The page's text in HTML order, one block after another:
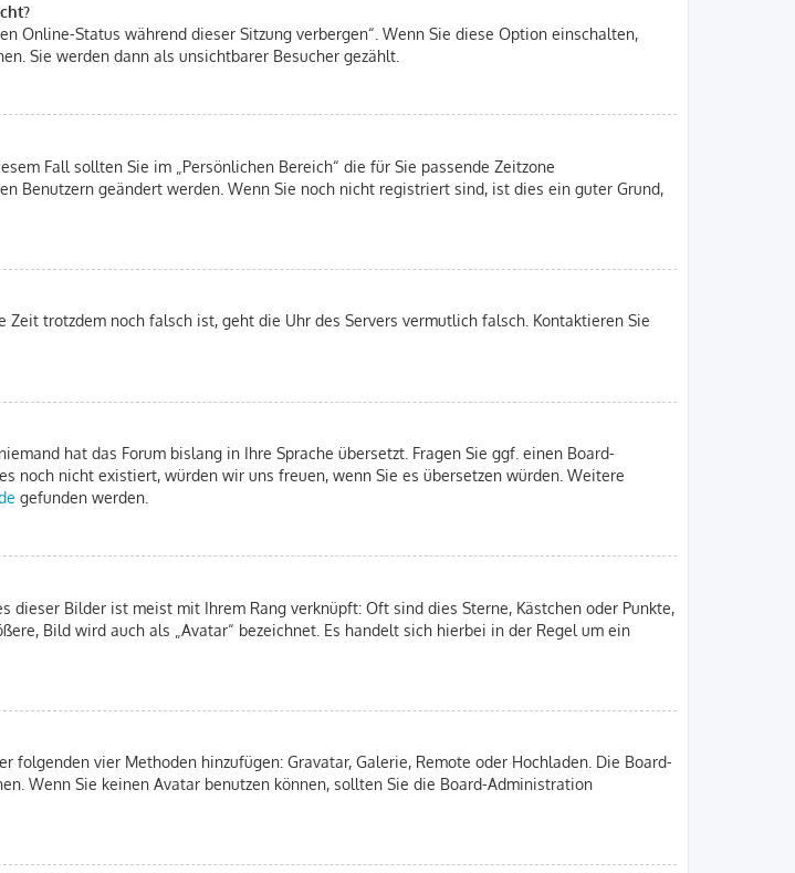
Online-Status während dieser Sitzung verbergen“. Wenn Sie diese Option einschalten,
Sie werden dann als unsichtbarer Besucher gezählt.
Fall sollten Sie im „Persönlichen Bereich“ die für Sie passende Zeitzone
Benutzern geändert werden. Wenn Sie noch nicht registriert sind, ist dies ein guter Grund,
trotzdem noch falsch ist, geht die Uhr des Servers vermutlich falsch. Kontaktieren Sie
hat das Forum bislang in Ihre Sprache übersetzt. Fragen Sie ggf. einen Board-
noch nicht existiert, würden wir uns freuen, wenn Sie es übersetzen würden. Weitere
gefunden werden.
Bilder ist meist mit Ihrem Rang verknüpft: Oft sind dies Sterne, Kästchen oder Punkte,
Bild wird auch als „Avatar“ bezeichnet. Es handelt sich hierbei in der Regel um ein
folgenden vier Methoden hinzufügen: Gravatar, Galerie, Remote oder Hochladen. Die Board-
Wenn Sie keinen Avatar benutzen können, sollten Sie die Board-Administration